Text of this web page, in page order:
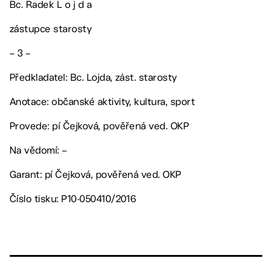
Bc. Radek L o j d a
zástupce starosty
– 3 –
Předkladatel: Bc. Lojda, zást. starosty
Anotace: občanské aktivity, kultura, sport
Provede: pí Čejková, pověřená ved. OKP
Na vědomí: –
Garant: pí Čejková, pověřená ved. OKP
Číslo tisku: P10-050410/2016